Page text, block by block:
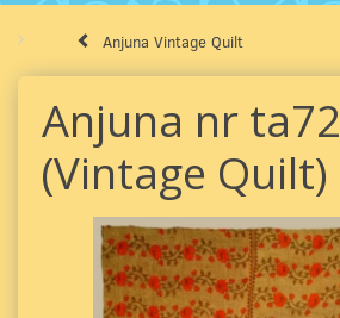
Anjuna Vintage Quilt
Anjuna nr ta72
(Vintage Quilt)